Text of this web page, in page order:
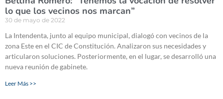
lo que los vecinos nos marcan”
30 de mayo de 2022
La Intendenta, junto al equipo municipal, dialogó con vecinos de la
zona Este en el CIC de Constitución. Analizaron sus necesidades y
articularon soluciones. Posteriormente, en el lugar, se desarrolló una
nueva reunión de gabinete.
Leer Más >>